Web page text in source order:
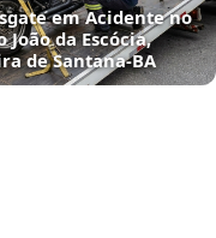
em Acidente no
João da Escócia,
de Santana‑BA